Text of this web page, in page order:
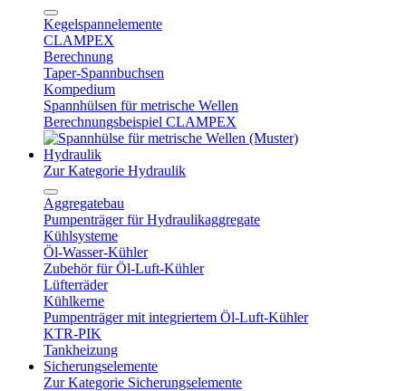
Kegelspannelemente
CLAMPEX
Berechnung
Taper-Spannbuchsen
Kompedium
Spannhülsen für metrische Wellen
Berechnungsbeispiel CLAMPEX
Hydraulik
Zur Kategorie Hydraulik
Aggregatebau
Pumpenträger für Hydraulikaggregate
Kühlsysteme
Öl-Wasser-Kühler
Zubehör für Öl-Luft-Kühler
Lüfterräder
Kühlkerne
Pumpenträger mit integriertem Öl-Luft-Kühler
KTR-PIK
Tankheizung
Sicherungselemente
Zur Kategorie Sicherungselemente